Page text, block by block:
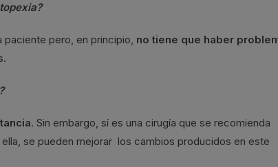
pero, en principio, no tiene que haber
. Sin embargo, sí es una cirugía que se recomienda
se pueden mejorar los cambios producidos en este